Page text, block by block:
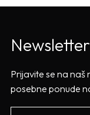
Newsletter
Prijavite se na naš
posebne ponude